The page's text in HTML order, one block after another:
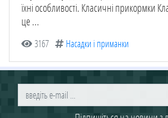
їхні особливості. Класичні прикормки
це ...
3167 Насадки і приманки